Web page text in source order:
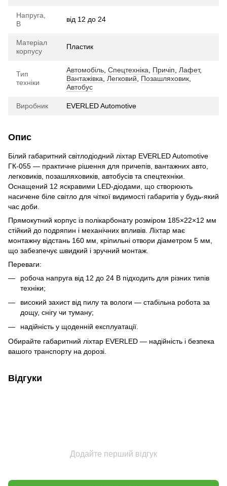
Напруга,
В
від 12 до 24
Матеріал
корпусу
Пластик
Тип
техніки
Автомобіль Спецтехніка Причіп Лафет,
Вантажівка
Легковий Позашляховик
Автобус
Виробник EVERLED Automotive
Опис
Білий габаритний світлодіодний ліхтар EVERLED Automotive
ГК-055 — практичне рішення для причепів, вантажних авто,
легковиків, позашляховиків, автобусів та спецтехніки.
Оснащений 12 яскравими LED-діодами, що створюють
насичене біле світло для чіткої видимості габаритів у будь-який
час доби.
Прямокутний корпус із полікарбонату розміром 185×22×12 мм
стійкий до подряпин і механічних впливів. Ліхтар має
монтажну відстань 160 мм, кріпильні отвори діаметром 5 мм,
що забезпечує швидкий і зручний монтаж.
Переваги:
робоча напруга від 12 до 24 В підходить для різних типів
техніки;
високий захист від пилу та вологи — стабільна робота за
дощу, снігу чи туману;
надійність у щоденній експлуатації.
Обирайте габаритний ліхтар EVERLED — надійність і безпека
вашого транспорту на дорозі.
Відгуки
Додайте перший відгук